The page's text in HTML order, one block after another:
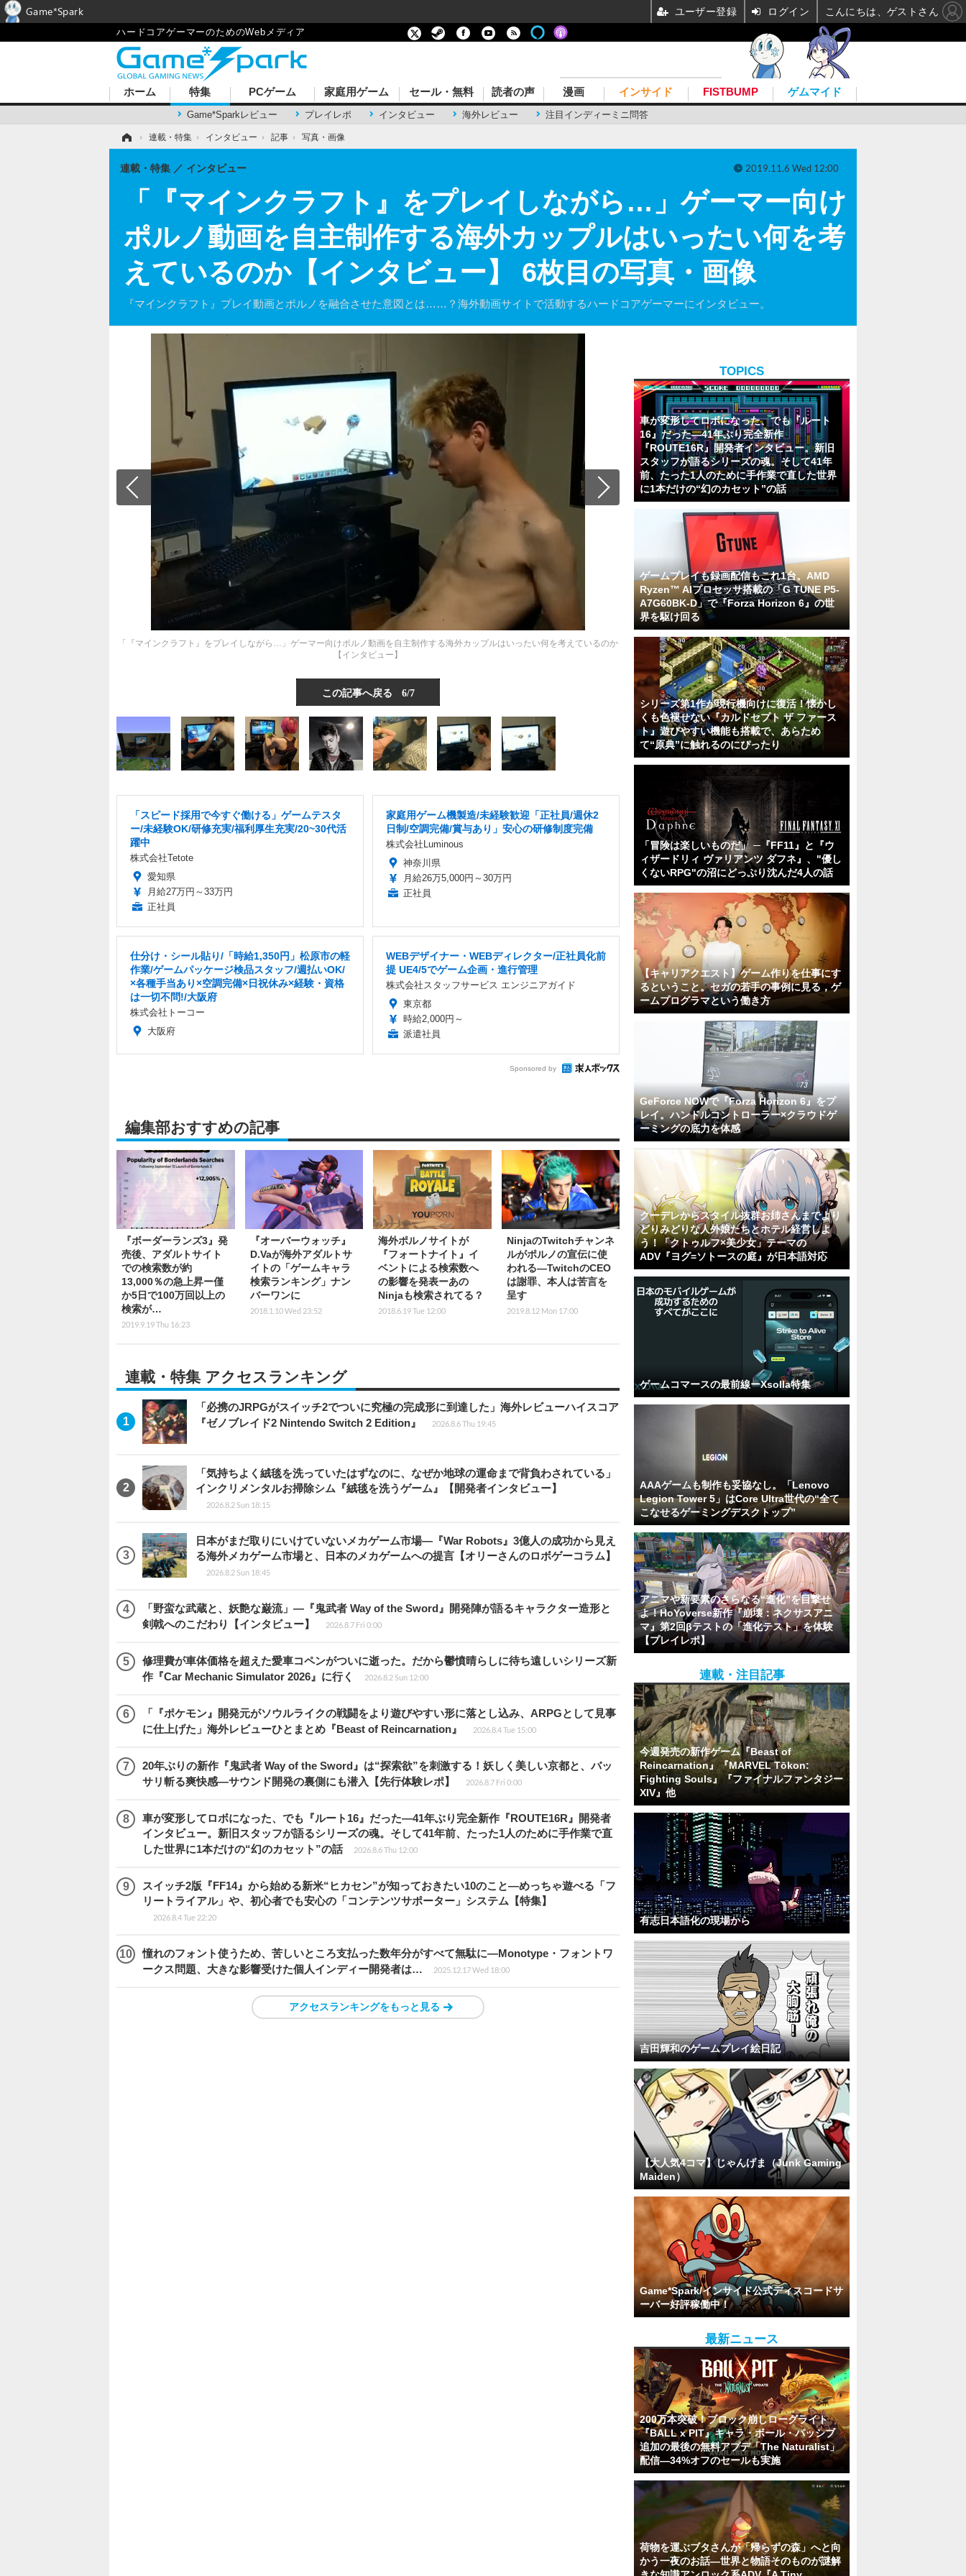
ハードコアゲーマーのためのWebメディア
ホーム 特集
Game*Sparkレビュー プレイレポ インタビュー 海外レビュー 注目インディーミニ問答
PCゲーム 家庭用ゲーム セール・無料 読者の声 漫画 インサイド FISTBUMP ゲムマイド
› 連載・特集 › インタビュー › 記事 › 写真・画像
「『マインクラフト』をプレイしながら…」ゲーマー向け
ポルノ動画を自主制作する海外カップルはいったい何を考
えているのか【インタビュー】 6枚目の写真・画像
『マインクラフト』プレイ動画とポルノを融合させた意図とは……？海外動画サイトで活動するハードコアゲーマーにインタビュー。
連載・特集 インタビュー 2019.11.6 Wed 12:00
「『マインクラフト』をプレイしながら…」ゲーマー向けポルノ動画を自主制作する海外カップルはいったい何を考えているのか
【インタビュー】
この記事へ戻る 6/7
「スピード採用で今すぐ働ける」ゲームテスタ
ー/未経験OK/研修充実/福利厚生充実/20~30代活
躍中
株式会社Tetote
愛知県
月給27万円～33万円
正社員
家庭用ゲーム機製造/未経験歓迎「正社員/週休2
日制/空調完備/賞与あり」安心の研修制度完備
株式会社Luminous
神奈川県
月給26万5,000円～30万円
正社員
仕分け・シール貼り/「時給1,350円」松原市の軽
作業/ゲームパッケージ検品スタッフ/週払いOK/
×各種手当あり×空調完備×日祝休み×経験・資格
は一切不問!/大阪府
株式会社トーコー
大阪府
WEBデザイナー・WEBディレクター/正社員化前
提 UE4/5でゲーム企画・進行管理
株式会社スタッフサービス エンジニアガイド
東京都
時給2,000円～
派遣社員
Sponsored by
編集部おすすめの記事
『ボーダーランズ3』発
売後、アダルトサイト
での検索数が約
13,000％の急上昇ー僅
か5日で100万回以上の
検索が…
2019.9.19 Thu 16:23
『オーバーウォッチ』
D.Vaが海外アダルトサ
イトの「ゲームキャラ
検索ランキング」ナン
バーワンに
2018.1.10 Wed 23:52
海外ポルノサイトが
『フォートナイト』イ
ベントによる検索数へ
の影響を発表ーあの
Ninjaも検索されてる？
2018.6.19 Tue 12:00
NinjaのTwitchチャンネ
ルがポルノの宣伝に使
われる―TwitchのCEO
は謝罪、本人は苦言を
呈す
2019.8.12 Mon 17:00
連載・特集 アクセスランキング
「必携のJRPGがスイッチ2でついに究極の完成形に到達した」海外レビューハイスコア
『ゼノブレイド2 Nintendo Switch 2 Edition』
2026.8.6 Thu 19:45
「気持ちよく絨毯を洗っていたはずなのに、なぜか地球の運命まで背負わされている」
インクリメンタルお掃除シム『絨毯を洗うゲーム』【開発者インタビュー】
2026.8.2 Sun 18:15
日本がまだ取りにいけていないメカゲーム市場―『War Robots』3億人の成功から見え
る海外メカゲーム市場と、日本のメカゲームへの提言【オリーさんのロボゲーコラム】
2026.8.2 Sun 18:45
「野蛮な武蔵と、妖艶な巌流」―『鬼武者 Way of the Sword』開発陣が語るキャラクター造形と
剣戟へのこだわり【インタビュー】
2026.8.7 Fri 0:00
修理費が車体価格を超えた愛車コペンがついに逝った。だから鬱憤晴らしに待ち遠しいシリーズ新
作『Car Mechanic Simulator 2026』に行く
2026.8.2 Sun 12:00
「『ポケモン』開発元がソウルライクの戦闘をより遊びやすい形に落とし込み、ARPGとして見事
に仕上げた」海外レビューひとまとめ『Beast of Reincarnation』
2026.8.4 Tue 15:00
20年ぶりの新作『鬼武者 Way of the Sword』は“探索欲”を刺激する！妖しく美しい京都と、バッ
サリ斬る爽快感―サウンド開発の裏側にも潜入【先行体験レポ】
2026.8.7 Fri 0:00
車が変形してロボになった、でも『ルート16』だった―41年ぶり完全新作『ROUTE16R』開発者
インタビュー。新旧スタッフが語るシリーズの魂。そして41年前、たった1人のために手作業で直
した世界に1本だけの“幻のカセット”の話
2026.8.6 Thu 12:00
スイッチ2版『FF14』から始める新米“ヒカセン”が知っておきたい10のこと―めっちゃ遊べる「フ
リートライアル」や、初心者でも安心の「コンテンツサポーター」システム【特集】
2026.8.4 Tue 22:20
憧れのフォント使うため、苦しいところ支払った数年分がすべて無駄に―Monotype・フォントワ
ークス問題、大きな影響受けた個人インディー開発者は…
2025.12.17 Wed 18:00
アクセスランキングをもっと見る
TOPICS
車が変形してロボになった、でも『ルート
16』だった―41年ぶり完全新作
『ROUTE16R』開発者インタビュー。新旧
スタッフが語るシリーズの魂。そして41年
前、たった1人のために手作業で直した世界
に1本だけの“幻のカセット”の話
ゲームプレイも録画配信もこれ1台。AMD
Ryzen™ AIプロセッサ搭載の「G TUNE P5-
A7G60BK-D」で『Forza Horizon 6』の世
界を駆け回る
シリーズ第1作が現行機向けに復活！懐かし
くも色褪せない『カルドセプト ザ ファース
ト』遊びやすい機能も搭載で、あらため
て“原典”に触れるのにぴったり
「冒険は楽しいものだ」 ─『FF11』と『ウ
ィザードリィ ヴァリアンツ ダフネ』、"優し
くないRPG"の沼にどっぷり沈んだ4人の話
【キャリアクエスト】ゲーム作りを仕事にす
るということ。セガの若手の事例に見る，ゲ
ームプログラマという働き方
GeForce NOWで『Forza Horizon 6』をプ
レイ。ハンドルコントローラー×クラウドゲ
ーミングの底力を体感
クーデレからスタイル抜群お姉さんまでより
どりみどりな人外娘たちとホテル経営しよ
う！「クトゥルフ×美少女」テーマの
ADV『ヨグ=ソトースの庭』が日本語対応
ゲームコマースの最前線ーXsolla特集
AAAゲームも制作も妥協なし。「Lenovo
Legion Tower 5」はCore Ultra世代の“全て
こなせるゲーミングデスクトップ”
アニマや新要素のさらなる“進化”を目撃せ
よ！HoYoverse新作『崩壊：ネクサスアニ
マ』第2回βテストの「進化テスト」を体験
【プレイレポ】
連載・注目記事
今週発売の新作ゲーム『Beast of
Reincarnation』『MARVEL Tōkon:
Fighting Souls』『ファイナルファンタジー
XIV』他
有志日本語化の現場から
吉田輝和のゲームプレイ絵日記
【大人気4コマ】じゃんげま（Junk Gaming
Maiden）
Game*Spark/インサイド公式ディスコードサ
ーバー好評稼働中！
最新ニュース
200万本突破！ブロック崩しローグライト
『BALL x PIT』キャラ・ボール・パッシブ
追加の最後の無料アプデ「The Naturalist」
配信―34%オフのセールも実施
荷物を運ぶブタさんが「帰らずの森」へと向
かう一夜のお話―世界と物語そのものが謎解
Game*Spark ユーザー登録 ログイン こんにちは、ゲストさん